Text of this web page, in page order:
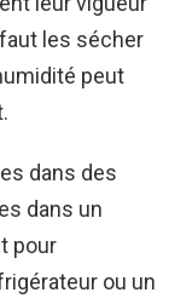
les sécher
peut
dans des
dans un
pour
ou un